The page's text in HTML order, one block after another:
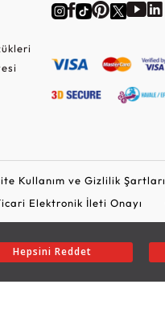
Hepsini Reddet
Kullanım ve Gizlilik Şartları
Elektronik İleti Onayı